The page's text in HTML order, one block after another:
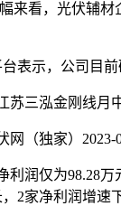
看，光伏辅材
示，公司目前
泓金刚线月中
（独家）2023-
仅为98.28万
2家净利润增速